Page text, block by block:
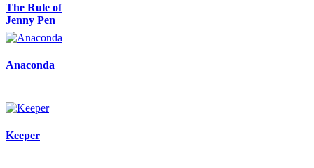
The Rule of
Jenny Pen
Anaconda
Keeper